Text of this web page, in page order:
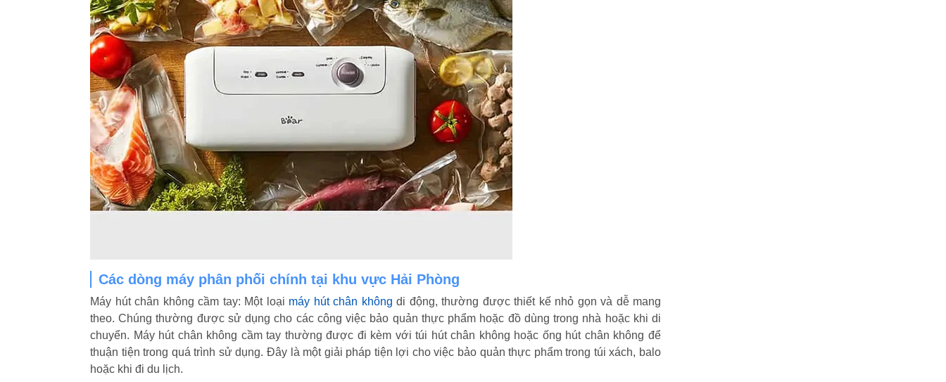
Các dòng máy phân phối chính tại khu vực Hải Phòng
Máy hút chân không cầm tay: Một loại máy hút chân không di động, thường được thiết kế nhỏ gọn và dễ mang
theo. Chúng thường được sử dụng cho các công việc bảo quản thực phẩm hoặc đồ dùng trong nhà hoặc khi di
chuyển. Máy hút chân không cầm tay thường được đi kèm với túi hút chân không hoặc ống hút chân không để
thuận tiện trong quá trình sử dụng. Đây là một giải pháp tiện lợi cho việc bảo quản thực phẩm trong túi xách, balo
hoặc khi đi du lịch.